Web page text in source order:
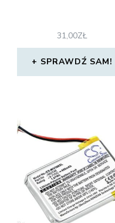
31,00ZŁ
SPRAWDŹ SAM!